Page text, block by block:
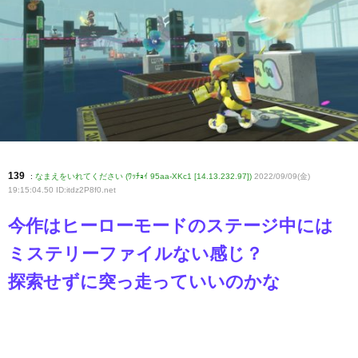
139 : なまえをいれてください (ﾜｯﾁｮｲ 95aa-XKc1 [14.13.232.97]) 2022/09/09(金)
19:15:04.50 ID:itdz2P8f0 .net
今作はヒーローモードのステージ中には
ミステリーファイルない感じ？
探索せずに突っ走っていいのかな